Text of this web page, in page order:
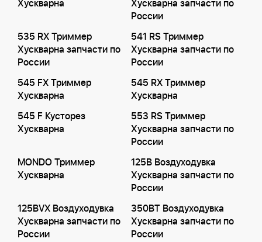
Хускварна
Хускварна запчасти по
России
535 RX Триммер
Хускварна запчасти по
России
541 RS Триммер
Хускварна запчасти по
России
545 FX Триммер
Хускварна
545 RX Триммер
Хускварна
545 F Кусторез
Хускварна
553 RS Триммер
Хускварна запчасти по
России
MONDO Триммер
Хускварна
125B Воздуходувка
Хускварна запчасти по
России
125BVX Воздуходувка
Хускварна запчасти по
России
350BT Воздуходувка
Хускварна запчасти по
России